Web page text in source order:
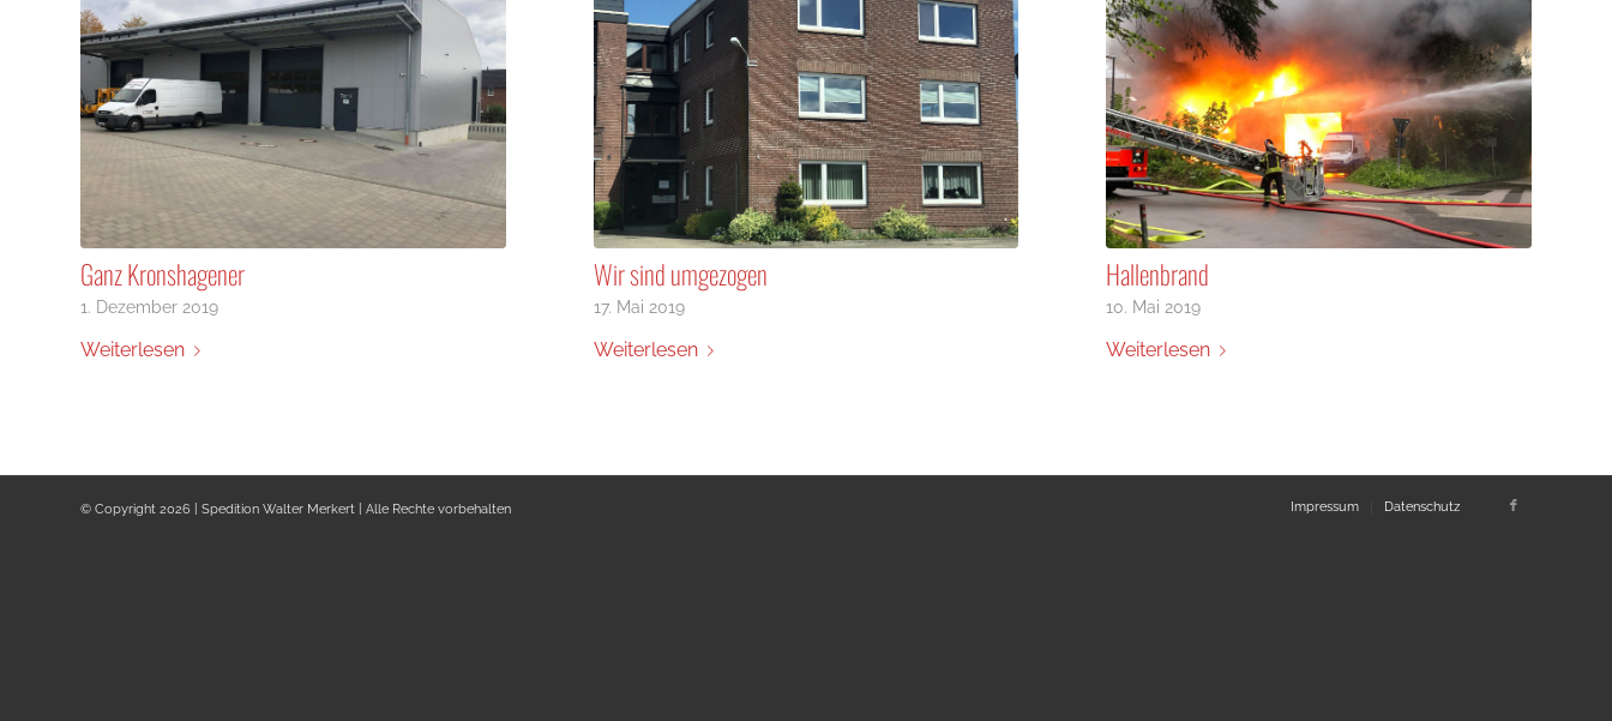
Ganz Kronshagener
1. Dezember 2019
Weiterlesen
Wir sind umgezogen
17. Mai 2019
Weiterlesen
Hallenbrand
10. Mai 2019
Weiterlesen
© Copyright 2026 | Spedition Walter Merkert | Alle Rechte vorbehalten Impressum Datenschutz